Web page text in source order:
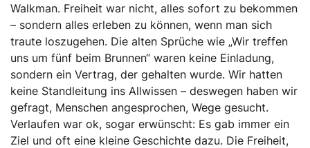
Walkman. Freiheit war nicht, alles sofort zu bekommen
– sondern alles erleben zu können, wenn man sich
traute loszugehen. Die alten Sprüche wie „Wir treffen
uns um fünf beim Brunnen“ waren keine Einladung,
sondern ein Vertrag, der gehalten wurde. Wir hatten
keine Standleitung ins Allwissen – deswegen haben wir
gefragt, Menschen angesprochen, Wege gesucht.
Verlaufen war ok, sogar erwünscht: Es gab immer ein
Ziel und oft eine kleine Geschichte dazu. Die Freiheit,